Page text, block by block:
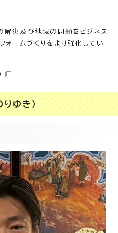
解決及び地域の問題をビジネス
ォームづくりをより強化してい
ゆき）